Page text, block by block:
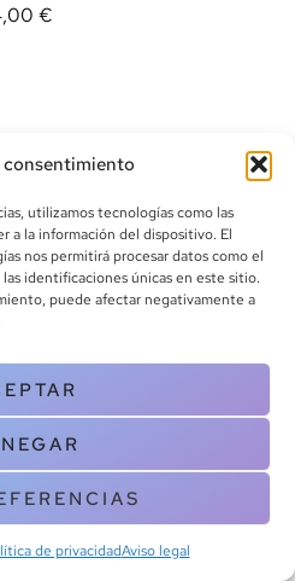
utilizamos tecnologías como las
a la información del dispositivo. El
nos permitirá procesar datos como el
identificaciones únicas en este sitio.
puede afectar negativamente a
de privacidadAviso legal
€
242 391
All Rights Reserved |
| Aviso legal